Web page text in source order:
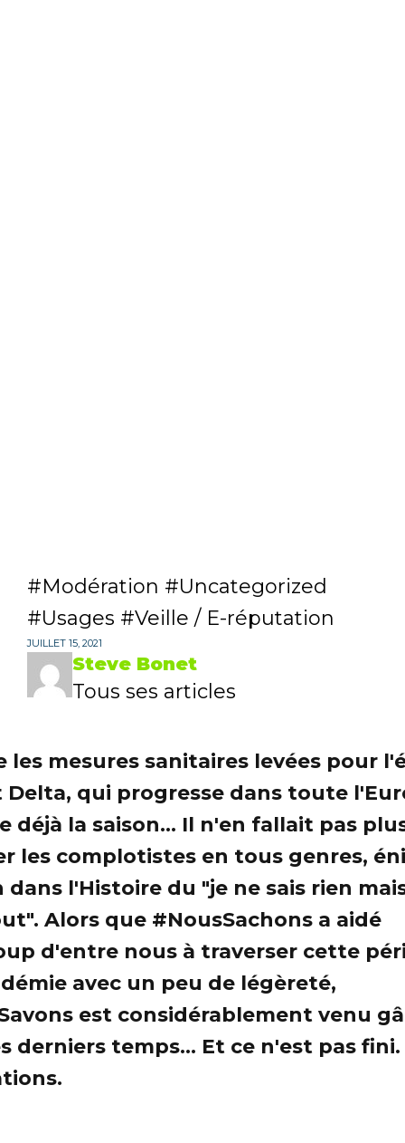
Modération
Uncategorized
Usages
Veille / E-réputation
JUILLET 15, 2021
Steve Bonet
Tous ses articles
les mesures sanitaires levées pour
Delta, qui progresse dans toute
déjà la saison... Il n'en fallait pas
les complotistes en tous genres,
dans l'Histoire du "je ne sais rien
Alors que #NousSachons a aidé
d'entre nous à traverser cette
avec un peu de légèreté,
est considérablement venu
derniers temps... Et ce n'est pas fini.